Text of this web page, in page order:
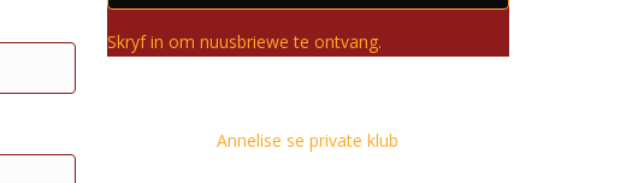
Skryf in om nuusbriewe te ontvang.
Annelise se private klub